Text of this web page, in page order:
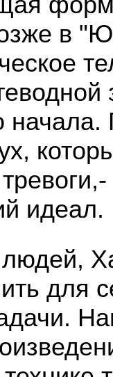
в
идеал.
для